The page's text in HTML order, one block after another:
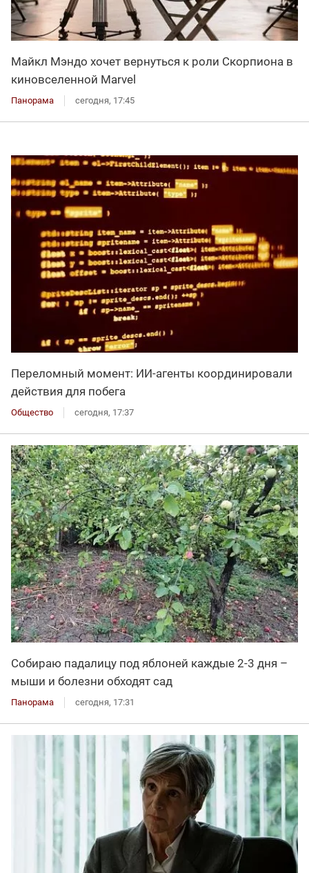
Майкл Мэндо хочет вернуться к роли Скорпиона в
киновселенной Marvel
Панорама сегодня, 17:45
Переломный момент: ИИ-агенты координировали
действия для побега
Общество сегодня, 17:37
Собираю падалицу под яблоней каждые 2-3 дня –
мыши и болезни обходят сад
Панорама сегодня, 17:31